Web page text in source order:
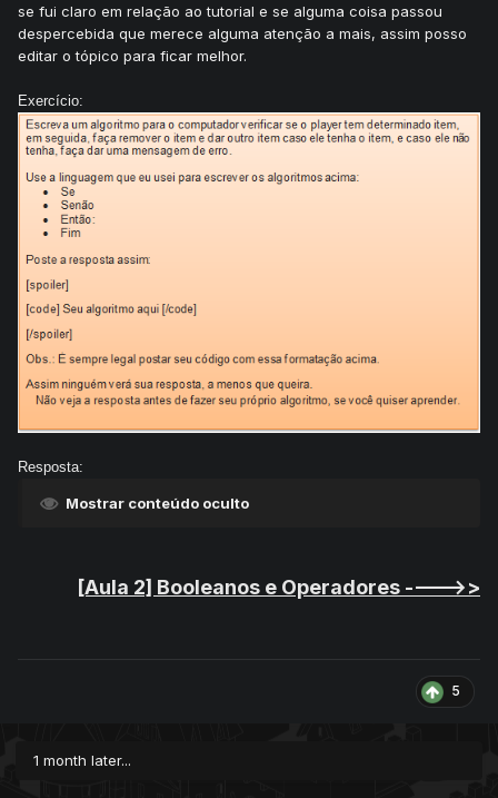
se fui claro em relação ao tutorial e se alguma coisa passou
despercebida que merece alguma atenção a mais, assim posso
editar o tópico para ficar melhor.
Exercício:
Resposta:
Mostrar conteúdo oculto
[Aula 2] Booleanos e Operadores ---->>
5
1 month later...